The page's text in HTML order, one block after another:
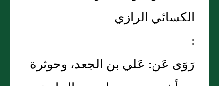
الكسائي الرازي
:
رَوَى عَن: عَلي بن الجعد، وحوثرة